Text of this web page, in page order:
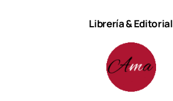
Librería & Editorial